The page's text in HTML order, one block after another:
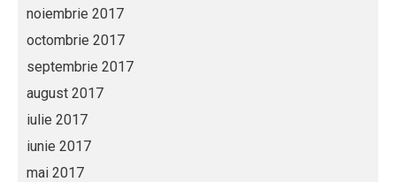
noiembrie 2017
octombrie 2017
septembrie 2017
august 2017
iulie 2017
iunie 2017
mai 2017